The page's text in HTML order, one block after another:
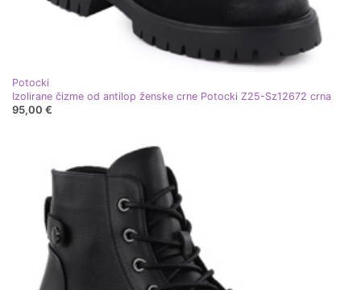
Potocki
Izolirane čizme od antilop ženske crne Potocki Z25-Sz12672 crna
95,00 €